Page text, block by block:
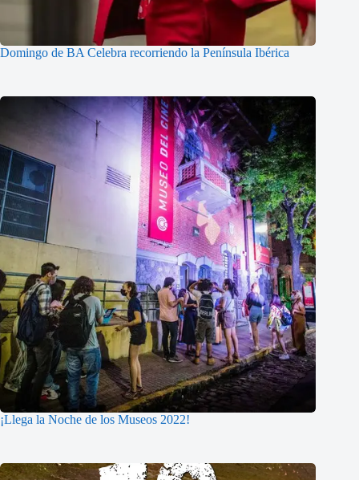
Domingo de BA Celebra recorriendo la Península Ibérica
¡Llega la Noche de los Museos 2022!